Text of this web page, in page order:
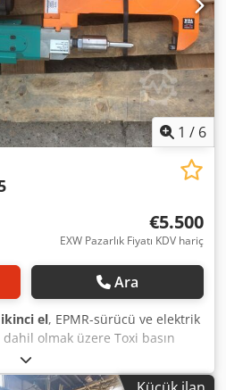
1 / 6
€5.500
EXW Pazarlık Fiyatı KDV hariç
Ara
ikinci el, EPMR-sürücü ve elektrik
olmak üzere Toxi basın
Robot araç Typ: TZ 05.422289
tam sistem Typ: STE 606-006-